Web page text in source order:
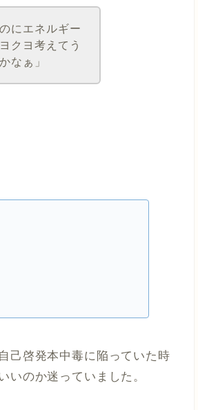
にエネルギー
クヨ考えてう
なぁ」
己啓発本中毒に陥っていた時
いのか迷っていました。